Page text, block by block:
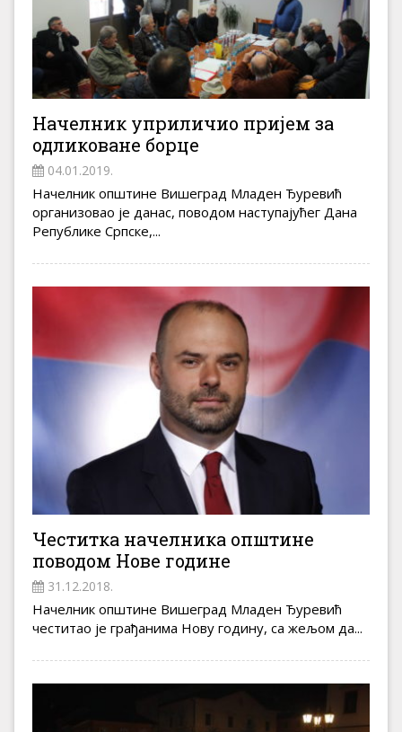
Начелник уприличио пријем за
одликоване борце
04.01.2019.
Начелник општине Вишеград Младен Ђуревић
организовао је данас, поводом наступајућег Дана
Републике Српске,...
Честитка начелника општине
поводом Нове године
31.12.2018.
Начелник општине Вишеград Младен Ђуревић
честитао је грађанима Нову годину, са жељом да...